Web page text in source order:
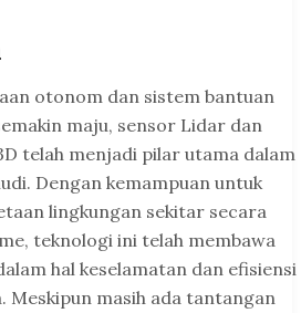
otonom dan sistem bantuan
maju, sensor Lidar dan
telah menjadi pilar utama dalam
Dengan kemampuan untuk
lingkungan sekitar secara
teknologi ini telah membawa
hal keselamatan dan efisiensi
Meskipun masih ada tantangan